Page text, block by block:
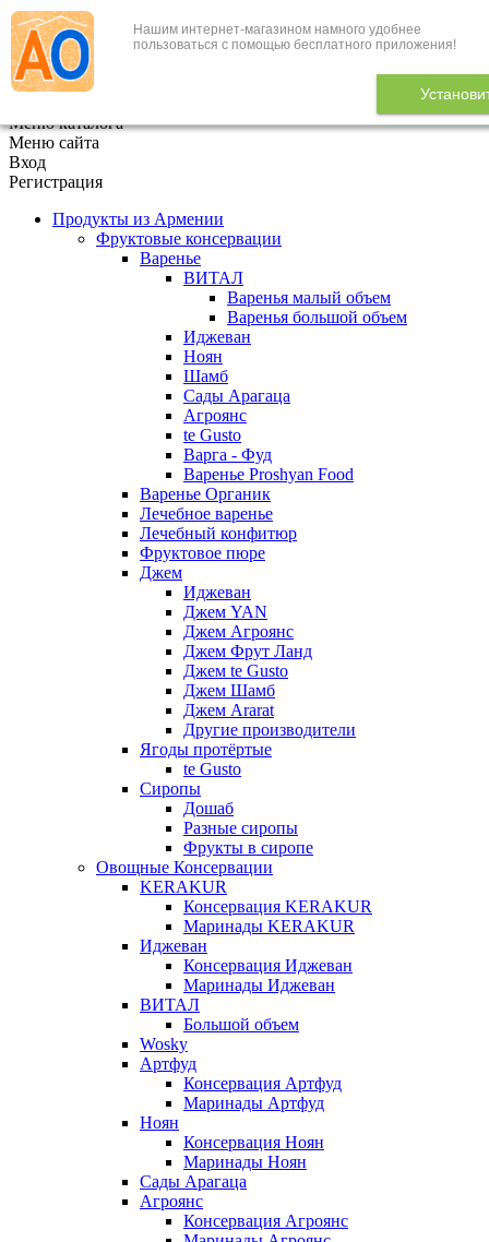
Нашим интернет-магазином намного удобнее
пользоваться с помощью бесплатного приложения!
+7 (495) 646-888-1
В корзине 0
Меню каталога
Меню сайта
Вход
Регистрация
Продукты из Армении
Фруктовые консервации
Варенье
ВИТАЛ
Варенья малый объем
Варенья большой объем
Иджеван
Ноян
Шамб
Сады Арагаца
Агроянс
te Gusto
Варга - Фуд
Варенье Proshyan Food
Варенье Органик
Лечебное варенье
Лечебный конфитюр
Фруктовое пюре
Джем
Иджеван
Джем YAN
Джем Агроянс
Джем Фрут Ланд
Джем te Gusto
Джем Шамб
Джем Ararat
Другие производители
Ягоды протёртые
te Gusto
Сиропы
Дошаб
Разные сиропы
Фрукты в сиропе
Овощные Консервации
KERAKUR
Консервация KERAKUR
Маринады KERAKUR
Иджеван
Консервация Иджеван
Маринады Иджеван
ВИТАЛ
Большой объем
Wosky
Артфуд
Консервация Артфуд
Маринады Артфуд
Ноян
Консервация Ноян
Маринады Ноян
Сады Арагаца
Агроянс
Консервация Агроянс